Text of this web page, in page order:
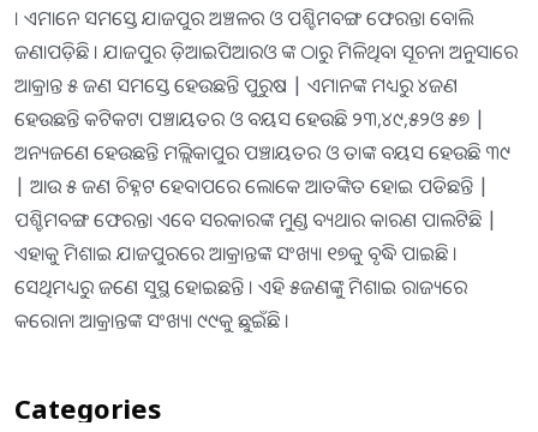
। ଏମାନେ ସମସ୍ତେ ଯାଜପୁର ଅଞ୍ଚଳର ଓ ପଶ୍ଚିମବଙ୍ଗ ଫେରନ୍ତା ବୋଲି
ଜଣାପଡ଼ିଛି । ଯାଜପୁର ଡ଼ିଆଇପିଆରଓ ଙ୍କ ଠାରୁ ମିଳିଥିବା ସୂଚନା ଅନୁସାରେ
ଆକ୍ରାନ୍ତ ୫ ଜଣ ସମସ୍ତେ ହେଉଛନ୍ତି ପୁରୁଷ | ଏମାନଙ୍କ ମଧ୍ୟରୁ ୪ଜଣ
ହେଉଛନ୍ତି କଟିକଟା ପଞ୍ଚାୟତର ଓ ବୟସ ହେଉଛି ୨୩,୪୯,୫୨ଓ ୫୭ |
ଅନ୍ୟଜଣେ ହେଉଛନ୍ତି ମଲ୍ଲିକାପୁର ପଞ୍ଚାୟତର ଓ ତାଙ୍କ ବୟସ ହେଉଛି ୩୯
| ଆଉ ୫ ଜଣ ଚିହ୍ନଟ ହେବାପରେ ଲୋକେ ଆତଙ୍କିତ ହୋଇ ପଡିଛନ୍ତି |
ପଶ୍ଚିମବଙ୍ଗ ଫେରନ୍ତା ଏବେ ସରକାରଙ୍କ ମୁଣ୍ଡ ବ୍ୟଥାର କାରଣ ପାଲଟିଛି |
ଏହାକୁ ମିଶାଇ ଯାଜପୁରରେ ଆକ୍ରାନ୍ତଙ୍କ ସଂଖ୍ୟା ୧୭କୁ ବୃଦ୍ଧି ପାଇଛି ।
ସେଥିମଧ୍ୟରୁ ଜଣେ ସୁସ୍ଥ ହୋଇଛନ୍ତି । ଏହି ୫ଜଣଙ୍କୁ ମିଶାଇ ରାଜ୍ୟରେ
କରୋନା ଆକ୍ରାନ୍ତଙ୍କ ସଂଖ୍ୟା ୯୯କୁ ଛୁଇଁଛି ।
Categories